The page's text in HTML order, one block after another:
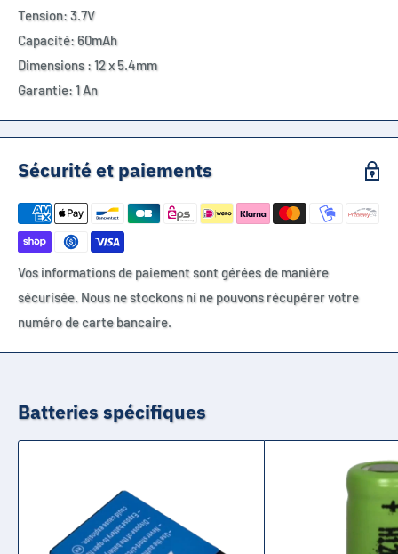
Tension: 3.7V
Capacité: 60mAh
Dimensions : 12 x 5.4mm
Garantie: 1 An
Sécurité et paiements
Vos informations de paiement sont gérées de manière
sécurisée. Nous ne stockons ni ne pouvons récupérer votre
numéro de carte bancaire.
Batteries spécifiques